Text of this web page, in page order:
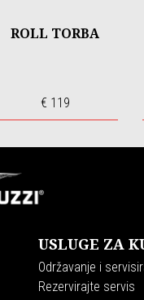
ROLL TORBA
€ 119
USLUGE ZA
Održavanje i
Rezervirajte servis